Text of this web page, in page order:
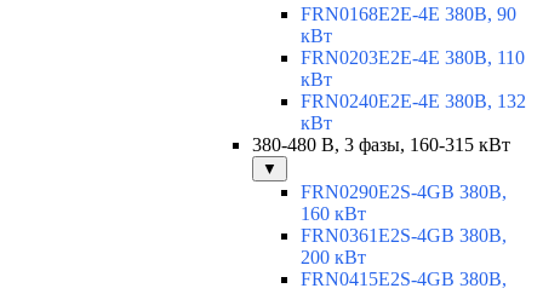
FRN0168E2E-4E 380В, 90
кВт
FRN0203E2E-4E 380В, 110
кВт
FRN0240E2E-4E 380В, 132
кВт
380-480 В, 3 фазы, 160-315 кВт
▼
FRN0290E2S-4GB 380В,
160 кВт
FRN0361E2S-4GB 380В,
200 кВт
FRN0415E2S-4GB 380В,